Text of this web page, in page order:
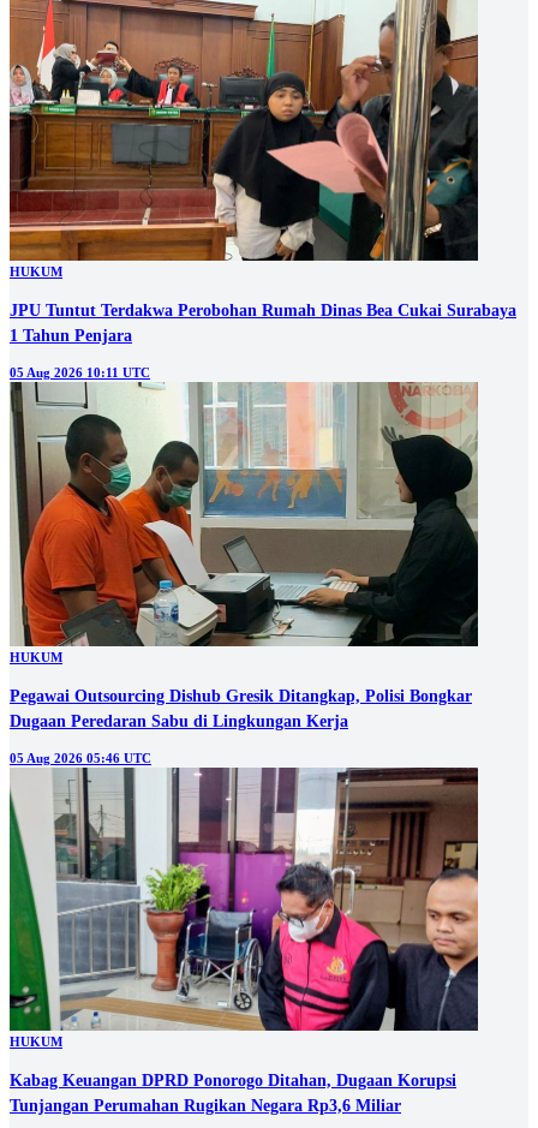
HUKUM
JPU Tuntut Terdakwa Perobohan Rumah Dinas Bea Cukai Surabaya
1 Tahun Penjara
05 Aug 2026 10:11 UTC
HUKUM
Pegawai Outsourcing Dishub Gresik Ditangkap, Polisi Bongkar
Dugaan Peredaran Sabu di Lingkungan Kerja
05 Aug 2026 05:46 UTC
HUKUM
Kabag Keuangan DPRD Ponorogo Ditahan, Dugaan Korupsi
Tunjangan Perumahan Rugikan Negara Rp3,6 Miliar